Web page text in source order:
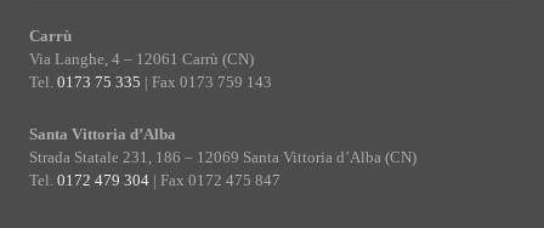
Carrù
Via Langhe, 4 – 12061 Carrù (CN)
Tel. 0173 75 335 | Fax 0173 759 143
Santa Vittoria d’Alba
Strada Statale 231, 186 – 12069 Santa Vittoria d’Alba (CN)
Tel. 0172 479 304 | Fax 0172 475 847